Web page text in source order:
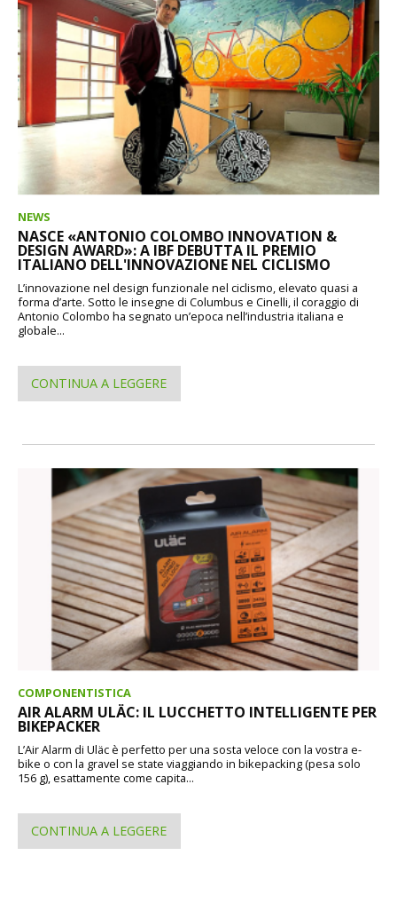
NEWS
NASCE «ANTONIO COLOMBO INNOVATION &
DESIGN AWARD»: A IBF DEBUTTA IL PREMIO
ITALIANO DELL'INNOVAZIONE NEL CICLISMO
L’innovazione nel design funzionale nel ciclismo, elevato quasi a
forma d’arte. Sotto le insegne di Columbus e Cinelli, il coraggio di
Antonio Colombo ha segnato un’epoca nell’industria italiana e
globale...
CONTINUA A LEGGERE
COMPONENTISTICA
AIR ALARM ULÄC: IL LUCCHETTO INTELLIGENTE PER
BIKEPACKER
L’Air Alarm di Uläc è perfetto per una sosta veloce con la vostra e-
bike o con la gravel se state viaggiando in bikepacking (pesa solo
156 g), esattamente come capita...
CONTINUA A LEGGERE